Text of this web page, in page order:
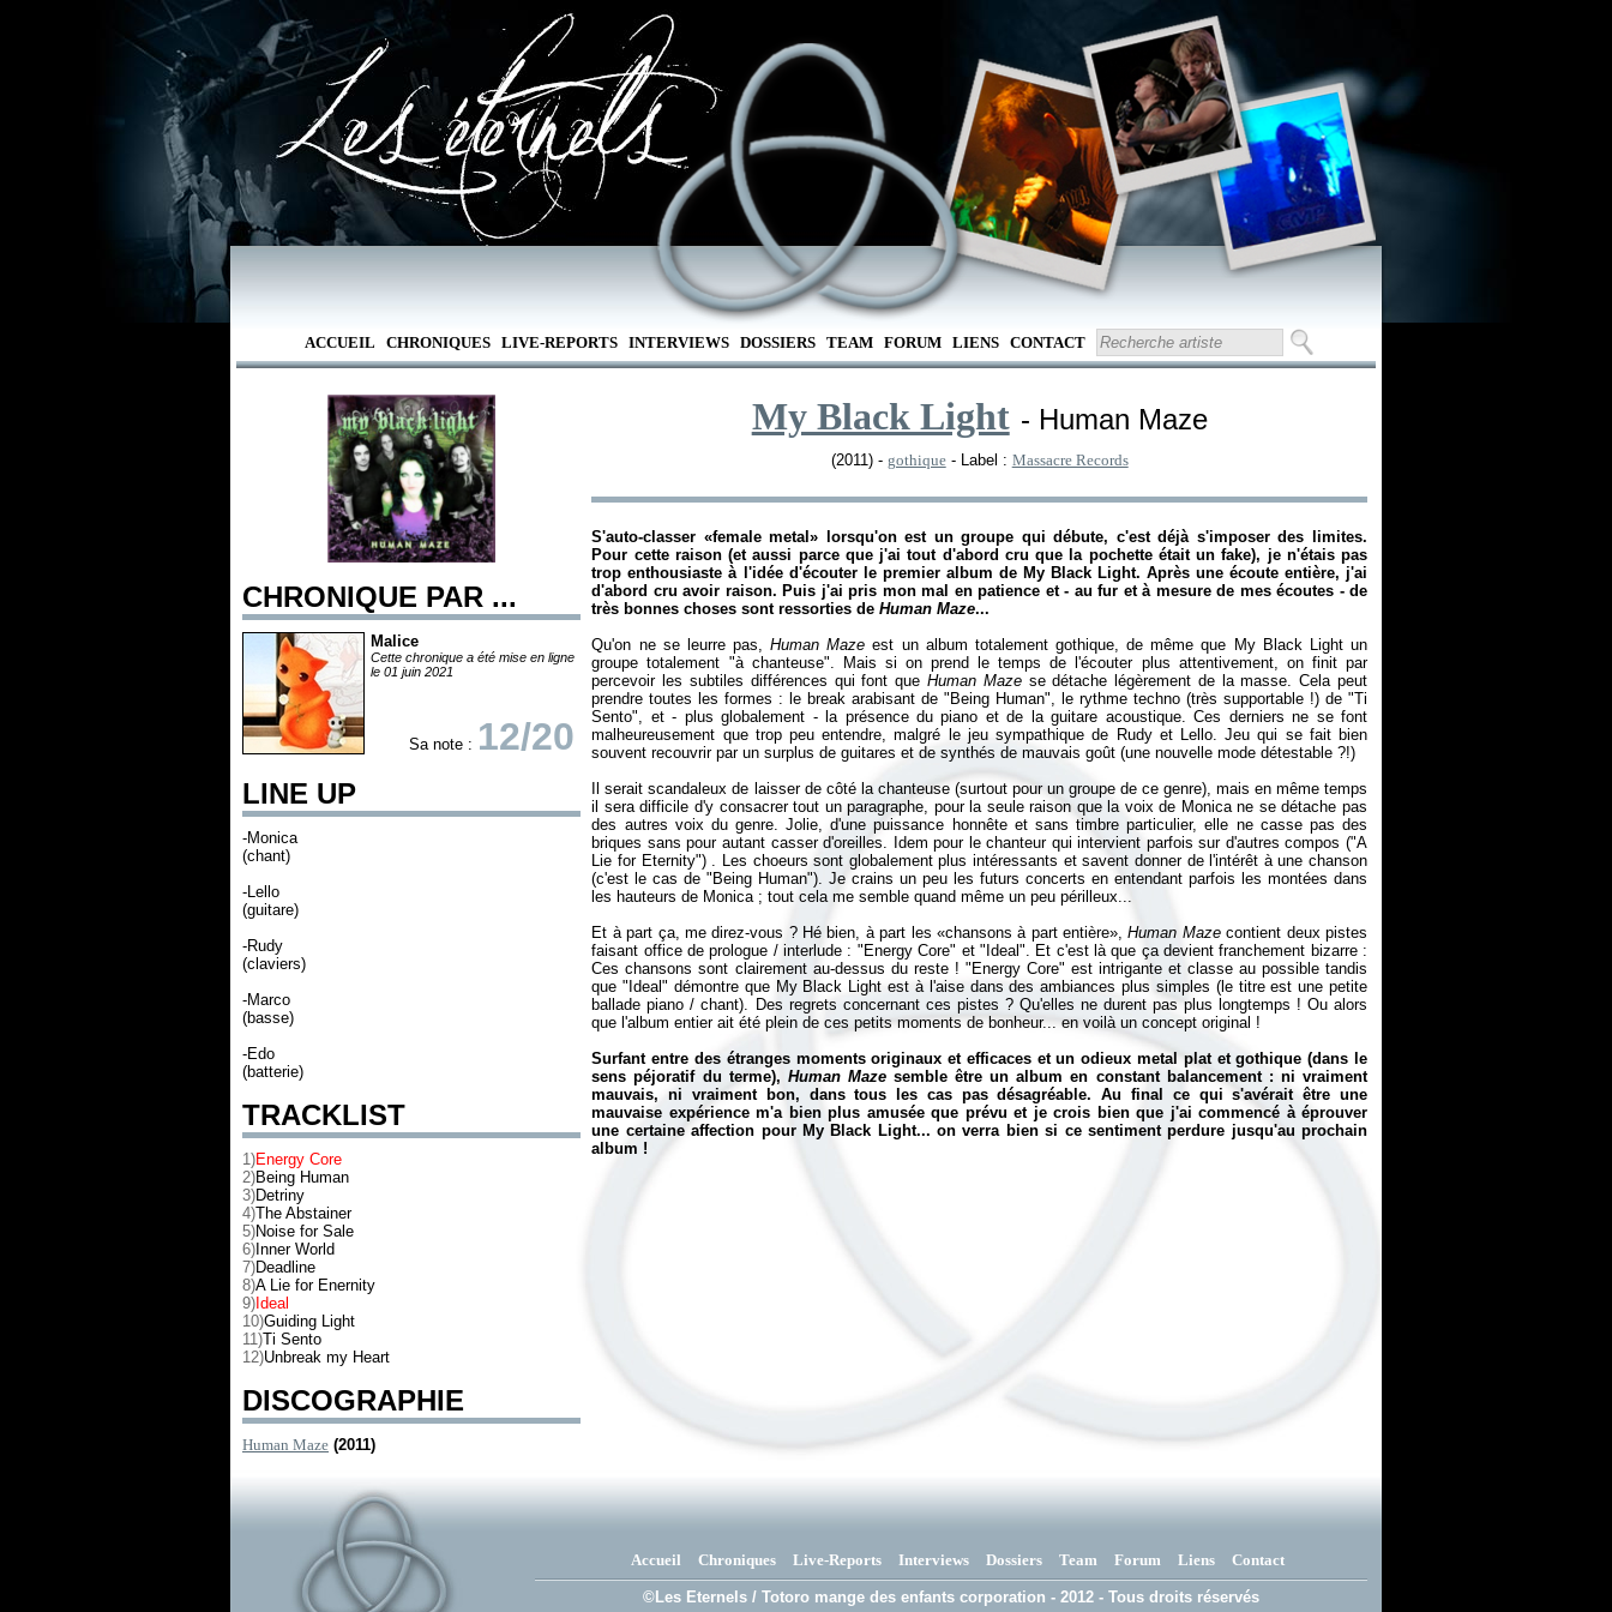
ACCUEIL CHRONIQUES LIVE-REPORTS INTERVIEWS DOSSIERS TEAM FORUM LIENS CONTACT
CHRONIQUE PAR ...
Malice
Cette chronique a été mise en ligne
le 01 juin 2021
Sa note : 12/20
LINE UP
-Monica
(chant)
-Lello
(guitare)
-Rudy
(claviers)
-Marco
(basse)
-Edo
(batterie)
TRACKLIST
1)Energy Core
2)Being Human
3)Detriny
4)The Abstainer
5)Noise for Sale
6) Inner World
7)Deadline
8)A Lie for Enernity
9) Ideal
10)Guiding Light
11)Ti Sento
12)Unbreak my Heart
DISCOGRAPHIE
Human Maze (2011)
My Black Light - Human Maze
(2011) - gothique - Label : Massacre Records
S'auto-classer «female metal» lorsqu'on est un groupe qui débute, c'est déjà s'imposer des limites.
Pour cette raison (et aussi parce que j'ai tout d'abord cru que la pochette était un fake), je n'étais pas
trop enthousiaste à l'idée d'écouter le premier album de My Black Light. Après une écoute entière, j'ai
d'abord cru avoir raison. Puis j'ai pris mon mal en patience et - au fur et à mesure de mes écoutes - de
très bonnes choses sont ressorties deHuman Maze...
Qu'on ne se leurre pas,Human Maze est un album totalement gothique, de même que My Black Light un
groupe totalement "à chanteuse". Mais si on prend le temps de l'écouter plus attentivement, on finit par
percevoir les subtiles différences qui font que Human Maze se détache légèrement de la masse. Cela peut
prendre toutes les formes : le break arabisant de "Being Human", le rythme techno (très supportable !) de "Ti
Sento", et - plus globalement - la présence du piano et de la guitare acoustique. Ces derniers ne se font
malheureusement que trop peu entendre, malgré le jeu sympathique de Rudy et Lello. Jeu qui se fait bien
souvent recouvrir par un surplus de guitares et de synthés de mauvais goût (une nouvelle mode détestable ?!)
Il serait scandaleux de laisser de côté la chanteuse (surtout pour un groupe de ce genre), mais en même temps
il sera difficile d'y consacrer tout un paragraphe, pour la seule raison que la voix de Monica ne se détache pas
des autres voix du genre. Jolie, d'une puissance honnête et sans timbre particulier, elle ne casse pas des
briques sans pour autant casser d'oreilles. Idem pour le chanteur qui intervient parfois sur d'autres compos ("A
Lie for Eternity") . Les choeurs sont globalement plus intéressants et savent donner de l'intérêt à une chanson
(c'est le cas de "Being Human"). Je crains un peu les futurs concerts en entendant parfois les montées dans
les hauteurs de Monica ; tout cela me semble quand même un peu périlleux...
Et à part ça, me direz-vous ? Hé bien, à part les «chansons à part entière»,Human Mazecontient deux pistes
faisant office de prologue / interlude : "Energy Core" et "Ideal". Et c'est là que ça devient franchement bizarre :
Ces chansons sont clairement au-dessus du reste ! "Energy Core" est intrigante et classe au possible tandis
que "Ideal" démontre que My Black Light est à l'aise dans des ambiances plus simples (le titre est une petite
ballade piano / chant). Des regrets concernant ces pistes ? Qu'elles ne durent pas plus longtemps ! Ou alors
que l'album entier ait été plein de ces petits moments de bonheur... en voilà un concept original !
Surfant entre des étranges moments originaux et efficaces et un odieux metal plat et gothique (dans le
sens péjoratif du terme), Human Mazesemble être un album en constant balancement : ni vraiment
mauvais, ni vraiment bon, dans tous les cas pas désagréable. Au final ce qui s'avérait être une
mauvaise expérience m'a bien plus amusée que prévu et je crois bien que j'ai commencé à éprouver
une certaine affection pour My Black Light... on verra bien si ce sentiment perdure jusqu'au prochain
album !
Accueil Chroniques Live-Reports Interviews Dossiers Team Forum Liens Contact
©Les Eternels / Totoro mange des enfants corporation - 2012 - Tous droits réservés